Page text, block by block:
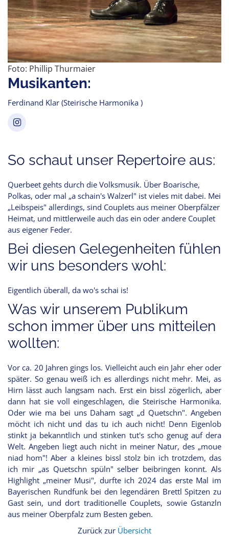
Foto: Phillip Thurmaier
Musikanten:
Ferdinand Klar (Steirische Harmonika )
So schaut unser Repertoire aus:
Querbeet gehts durch die Volksmusik. Über Boarische,
Polkas, oder mal „a schain's Walzerl" ist vieles mit dabei. Mei
„Leibspeis" allerdings, sind Couplets aus meiner Oberpfälzer
Heimat, und mittlerweile auch das ein oder andere Couplet
aus eigener Feder.
Bei diesen Gelegenheiten fühlen
wir uns besonders wohl:
Eigentlich überall, da wo's schai is!
Was wir unserem Publikum
schon immer über uns mitteilen
wollten:
Vor ca. 20 Jahren gings los. Vielleicht auch ein Jahr eher oder
später. So genau weiß ich es allerdings nicht mehr. Mei, as
Hirn lässt auch langsam nach. Erst ein bissl zögerlich, aber
dann hat sie voll eingeschlagen, die Steirische Harmonika.
Oder wie ma bei uns Daham sagt „d Quetschn". Angeben
möcht ich nicht und das tu ich auch nicht! Denn Eigenlob
stinkt ja bekanntlich und stinken tut's scho genug auf dera
Welt. Angeben liegt auch nicht in meiner Natur, des „moue
niad hom"! Aber a kleines bissl stolz bin ich trotzdem, das
ich mir „as Quetschn spüln" selber beibringen konnt. Als
Highlight „meiner Musi", durfte ich 2024 das erste Mal im
Bayerischen Rundfunk bei den legendären Brettl Spitzen zu
Gast sein, und dort traditionelle Couplets, sowie Gstanzln
aus meiner Oberpfalz zum Besten geben.
Zurück zur Übersicht